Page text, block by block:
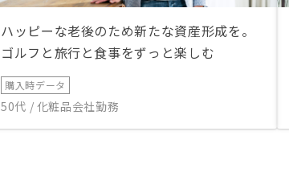
ハッピーな老後のため新たな資産形成を。
ゴルフと旅行と食事をずっと楽しむ
購入時データ
50代 / 化粧品会社勤務